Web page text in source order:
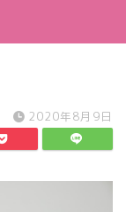
2020年8月9日